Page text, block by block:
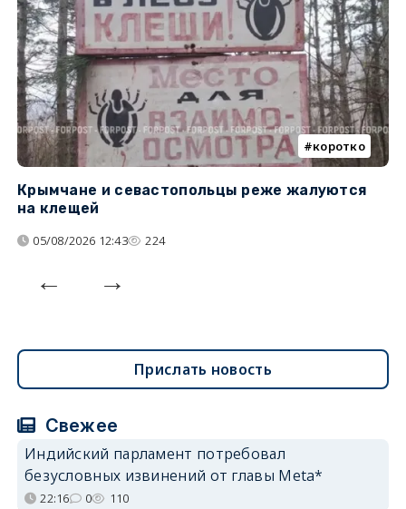
коротко
Крымчане и севастопольцы реже жалуются
на клещей
05/08/2026 12:43 224
Прислать новость
Свежее
Индийский парламент потребовал
безусловных извинений от главы Meta*
22:16 0 110